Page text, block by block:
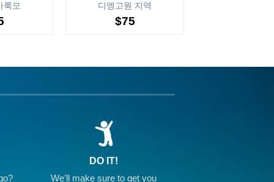
룩모 디엥고원 지역
$75
DO IT!
We’ll make sure to get you